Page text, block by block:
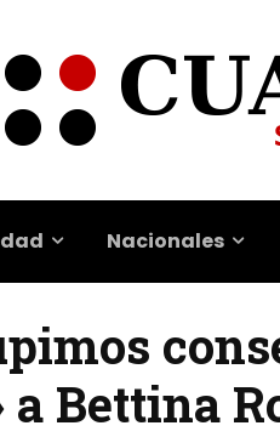
Nacionales
Bettina